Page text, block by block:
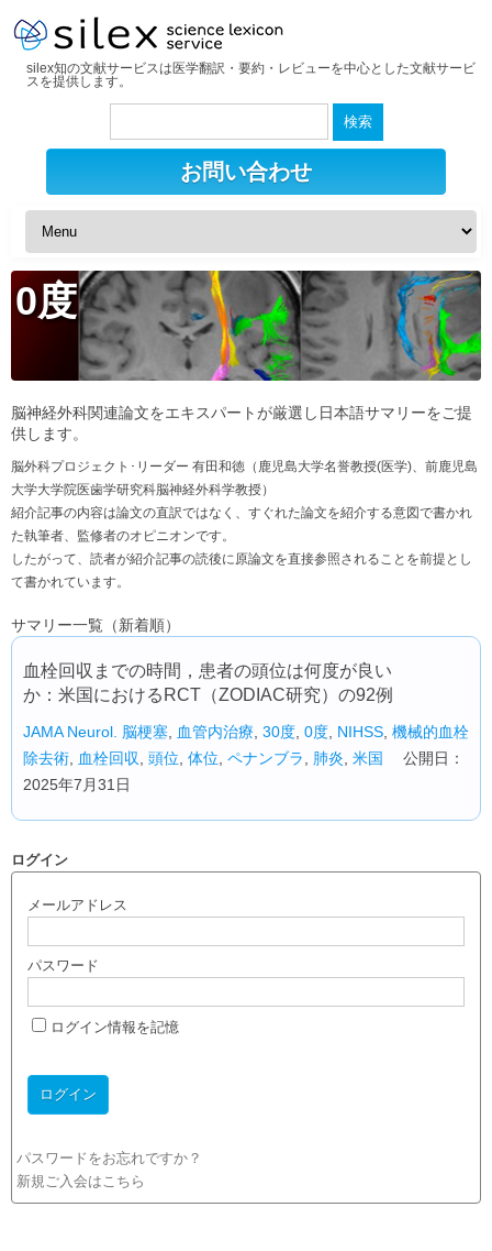
silex知の文献サービスは医学翻訳・要約・レビューを中心とした文献サービ
スを提供します。
検
お問い合わせ
0度
脳神経外科関連論文をエキスパートが厳選し日本語サマリーをご提
供します。
脳外科プロジェクト･リーダー 有田和徳（鹿児島大学名誉教授(医学)、前鹿児島
大学大学院医歯学研究科脳神経外科学教授）
紹介記事の内容は論文の直訳ではなく、すぐれた論文を紹介する意図で書かれ
た執筆者、監修者のオピニオンです。
したがって、読者が紹介記事の読後に原論文を直接参照されることを前提とし
て書かれています。
サマリー一覧（新着順）
血栓回収までの時間，患者の頭位は何度が良い
か：米国におけるRCT（ZODIAC研究）の92例
JAMA Neurol. 脳梗塞 血管内治療 30度 0度 NIHSS 機械的血栓
除去術
血栓回収 頭位 体位 ペナンブラ 肺炎 米国
公開日：
2025年7月31日
ログイン
メールアドレス
パスワード
ログイン情報を記憶
パスワードをお忘れですか？
新規ご入会はこちら